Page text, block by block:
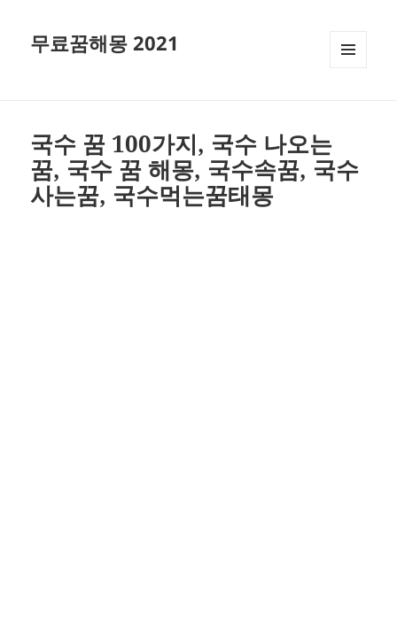
무료꿈해몽 2021
국수 꿈 100가지, 국수 나오는
꿈, 국수 꿈 해몽, 국수속꿈, 국수
사는꿈, 국수먹는꿈태몽